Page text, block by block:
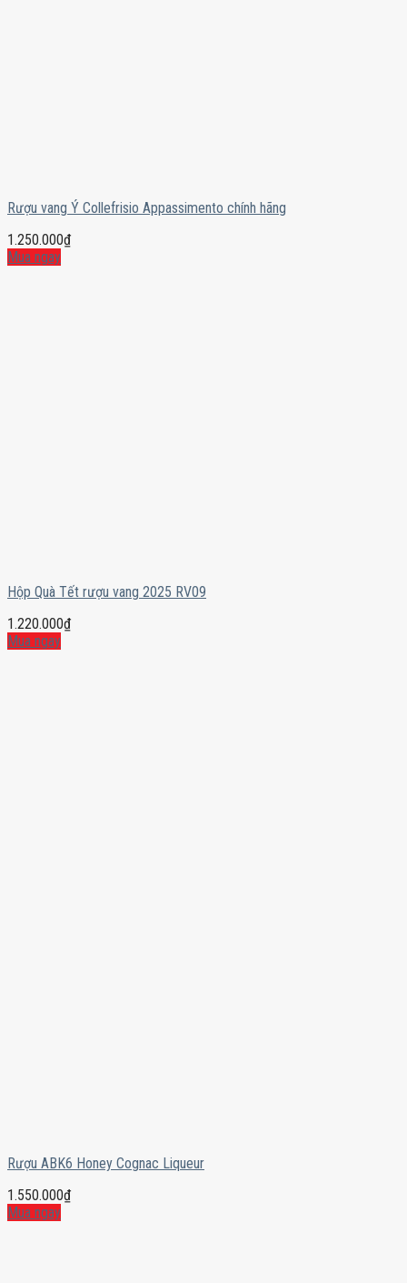
Rượu vang Ý Collefrisio Appassimento chính hãng
1.250.000₫
Mua ngay
Hộp Quà Tết rượu vang 2025 RV09
1.220.000₫
Mua ngay
Rượu ABK6 Honey Cognac Liqueur
1.550.000₫
Mua ngay